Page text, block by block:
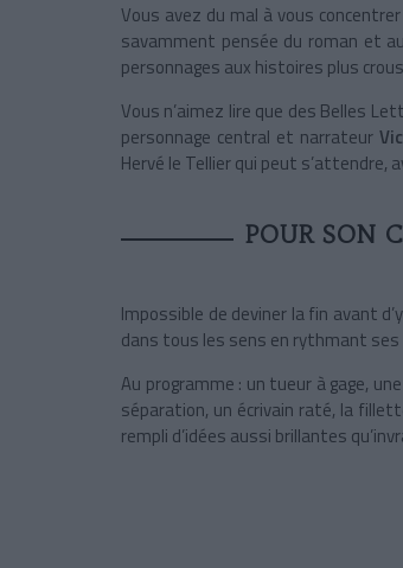
Vous avez du mal à vous
savamment pensée du roman et
personnages aux histoires plus
Vous n’aimez lire que des Belles
personnage central et narrateur
Hervé le Tellier qui peut s’attendre,
POUR SON
Impossible de deviner la fin avant
dans tous les sens en rythmant
Au programme : un tueur à gage,
séparation, un écrivain raté, la
rempli d’idées aussi brillantes